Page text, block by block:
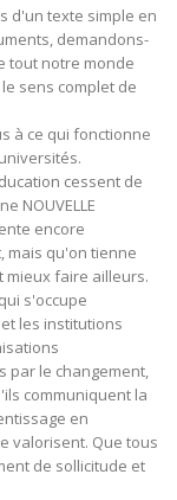
d'un texte simple en
demandons-
tout notre monde
sens complet de
à ce qui fonctionne
cessent de
NOUVELLE
encore
mais qu'on tienne
mieux faire ailleurs.
s'occupe
les institutions
par le changement,
communiquent la
en
valorisent. Que tous
de sollicitude et